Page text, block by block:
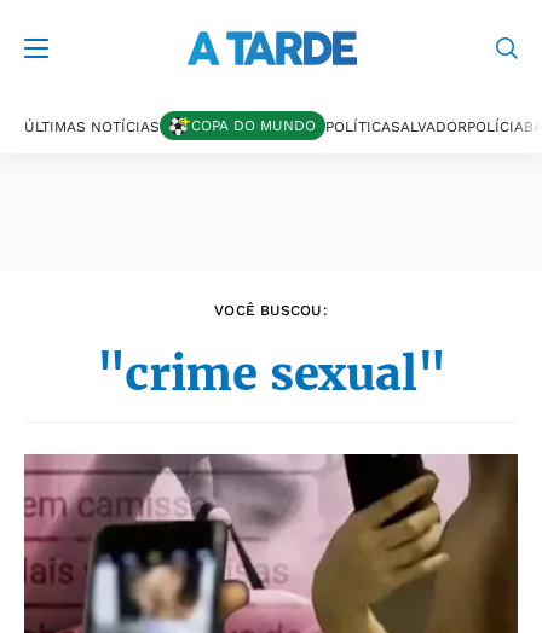
ÚLTIMAS NOTÍCIAS COPA DO MUNDO POLÍTICASALVADORPOLÍCIA
VOCÊ BUSCOU:
"crime sexual"